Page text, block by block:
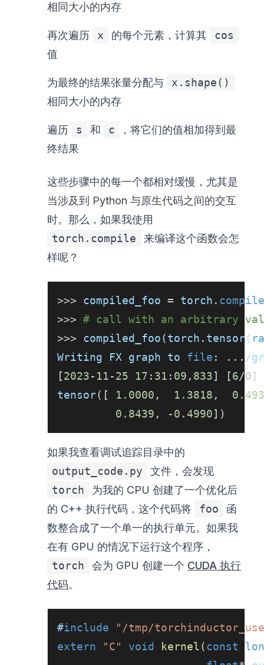
相同大小的内存
再次遍历 x 的每个元素，计算其
cos
值
为最终的结果张量分配与
x.shape()
相同大小的内存
遍历 s 和 c
，将它们的值相加得到最
终结果
这些步骤中的每一个都相对缓慢，尤其是
当涉及到 Python 与原生代码之间的交互
时。那么，如果我使用
torch.compile
来编译这个函数会怎
样呢？
>>> compiled_foo = torch . compile
>>> # call with an arbitrary
>>> compiled_foo(torch . tensor (
Writing FX graph to file : . . . /
[2023- 11-25 17 : 31 : 09 , 833] [6/0]
tensor( [ 1.0000 , 1.3818 ,
0.8439 , -0.4990] )
如果我查看调试追踪目录中的
output_code.py
文件，会发现
torch
为我的 CPU 创建了一个优化后
的 C++ 执行代码，这个代码将
foo
函
数整合成了一个单一的执行单元。如果我
在有 GPU 的情况下运行这个程序，
torch
会为 GPU 创建一个 CUDA 执行
代码。
#include
"/tmp/
extern
"C" void kernel (const